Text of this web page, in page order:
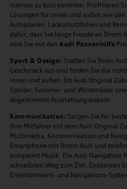
niemals zu kurz kommen. Profitieren
Lösungen für innen und außen wie den
Autoplanen. Lackschutzfolien und
dafür, dass Sie lange Freude an Ihrem
sind Sie mit den Audi Pannenhilfe
Sport & Design: Statten Sie Ihren
Geschmack aus und finden Sie die
innen und außen. Im Audi Original
Spoiler, Sommer- und Winterräder
abgestimmte Ausstattungspakete.
Kommunikation: Sorgen Sie für
Ihre Mitfahrer mit dem Audi Original
Multimedia, Kommunikation und
Smartphone mit Ihrem Audi und
entspannt Musik. Die Audi Navigation
schnellsten Weg zum Ziel. Entdecken
Entertainment- und Navigations-